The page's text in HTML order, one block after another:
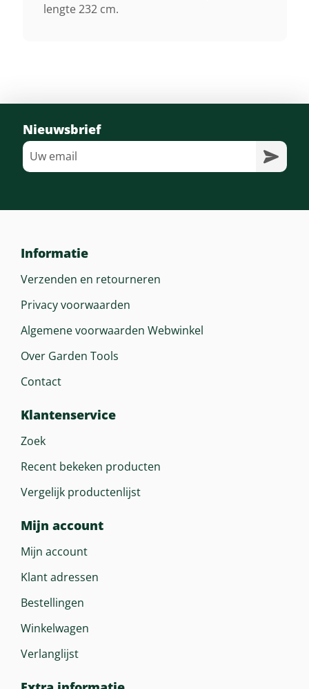
lengte 232 cm.
Start
Afmeting In Cm
232 Cm
Dubbelzijdig
Nieuwsbrief
Informatie
Verzenden en retourneren
Privacy voorwaarden
Algemene voorwaarden Webwinkel
Over Garden Tools
Contact
Klantenservice
Zoek
Recent bekeken producten
Vergelijk productenlijst
Mijn account
Mijn account
Klant adressen
Bestellingen
Winkelwagen
Verlanglijst